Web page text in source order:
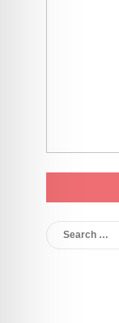
Search
for: